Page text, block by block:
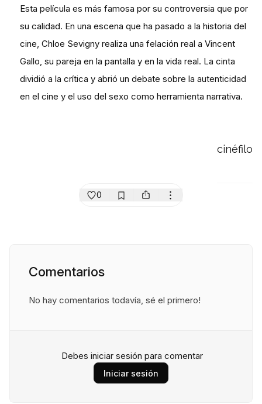
Esta película es más famosa por su controversia que por
su calidad. En una escena que ha pasado a la historia del
cine, Chloe Sevigny realiza una felación real a Vincent
Gallo, su pareja en la pantalla y en la vida real. La cinta
dividió a la crítica y abrió un debate sobre la autenticidad
en el cine y el uso del sexo como herramienta narrativa.
cinéfilo
0
Comentarios
No hay comentarios todavía, sé el primero!
Debes iniciar sesión para comentar
Iniciar sesión